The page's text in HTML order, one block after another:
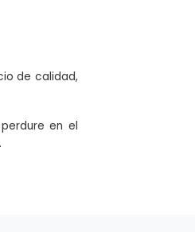
de calidad,
en el